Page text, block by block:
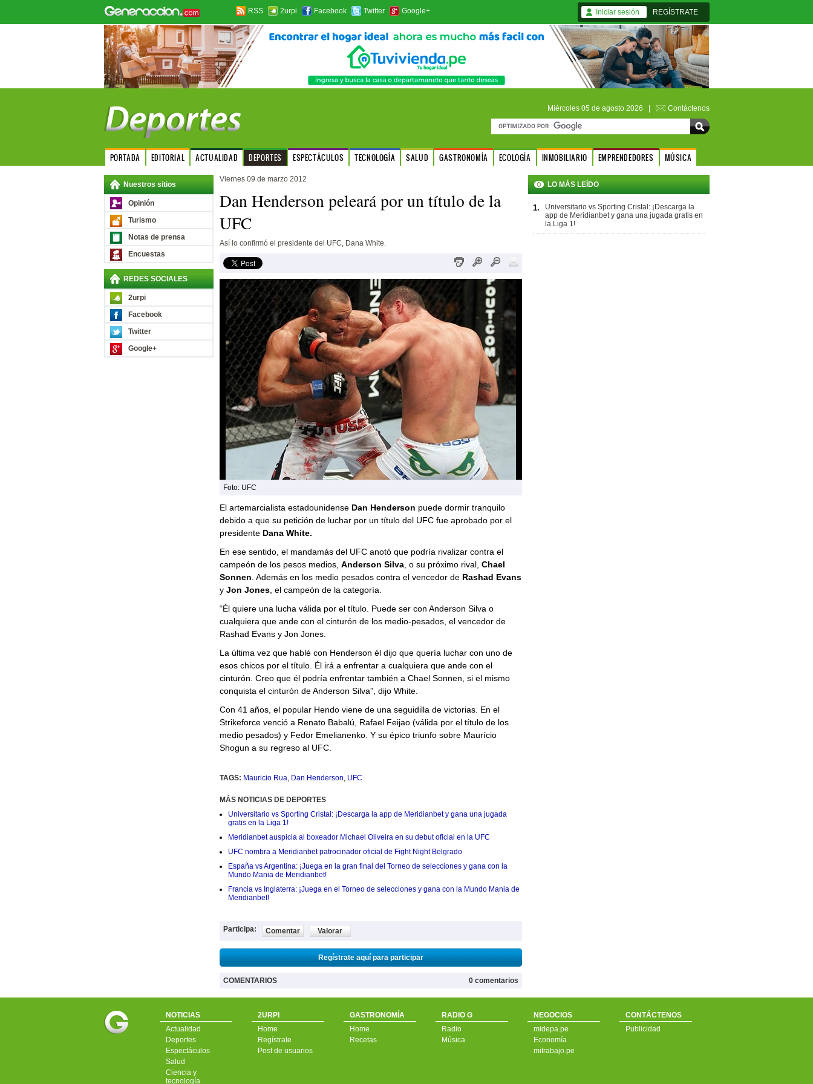
RSS 2urpi Facebook Twitter Google+ Iniciar sesión REGÍSTRATE
Miércoles 05 de agosto 2026 | Contáctenos
PORTADA EDITORIAL ACTUALIDAD DEPORTES ESPECTÁCULOS TECNOLOGÍA SALUD GASTRONOMÍA ECOLOGÍA INMOBILIARIO EMPRENDEDORES MÚSICA
Nuestros sitios
Opinión
Turismo
Notas de prensa
Encuestas
REDES SOCIALES
2urpi
Facebook
Twitter
Google+
Viernes 09 de marzo 2012
Dan Henderson peleará por un título de la
UFC
Así lo confirmó el presidente del UFC, Dana White.
Foto: UFC
El artemarcialista estadounidense Dan Henderson puede dormir tranquilo
debido a que su petición de luchar por un título del UFC fue aprobado por el
presidenteDana White.
En ese sentido, el mandamás del UFC anotó que podría rivalizar contra el
campeón de los pesos medios, Anderson Silva, o su próximo rival, Chael
Sonnen . Además en los medio pesados contra el vencedor deRashad Evans
y Jon Jones, el campeón de la categoría.
“Él quiere una lucha válida por el título. Puede ser con Anderson Silva o
cualquiera que ande con el cinturón de los medio-pesados, el vencedor de
Rashad Evans y Jon Jones.
La última vez que hablé con Henderson él dijo que quería luchar con uno de
esos chicos por el título. Él irá a enfrentar a cualquiera que ande con el
cinturón. Creo que él podría enfrentar también a Chael Sonnen, si el mismo
conquista el cinturón de Anderson Silva”, dijo White.
Con 41 años, el popular Hendo viene de una seguidilla de victorias. En el
Strikeforce venció a Renato Babalú, Rafael Feijao (válida por el título de los
medio pesados) y Fedor Emelianenko. Y su épico triunfo sobre Maurício
Shogun a su regreso al UFC.
TAGS: Mauricio Rua, Dan Henderson, UFC
MÁS NOTICIAS DE DEPORTES
Universitario vs Sporting Cristal: ¡Descarga la app de Meridianbet y gana una jugada
gratis en la Liga 1!
Meridianbet auspicia al boxeador Michael Oliveira en su debut oficial en la UFC
UFC nombra a Meridianbet patrocinador oficial de Fight Night Belgrado
España vs Argentina: ¡Juega en la gran final del Torneo de selecciones y gana con la
Mundo Mania de Meridianbet!
Francia vs Inglaterra: ¡Juega en el Torneo de selecciones y gana con la Mundo Mania de
Meridianbet!
Participa: Comentar Valorar
Regístrate aquí para participar
COMENTARIOS 0 comentarios
LO MÁS LEÍDO
1.
Universitario vs Sporting Cristal: ¡Descarga la
app de Meridianbet y gana una jugada gratis en
la Liga 1!
NOTICIAS
Actualidad
Deportes
Espectáculos
Salud
Ciencia y
tecnología
2URPI
Home
Regístrate
Post de usuarios
GASTRONOMÍA
Home
Recetas
RADIO G
Radio
Música
NEGOCIOS
midepa.pe
Economía
mitrabajo.pe
CONTÁCTENOS
Publicidad